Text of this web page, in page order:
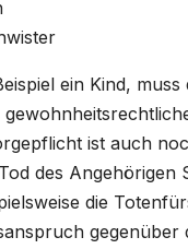
ein Kind,
ist auch
des Angehörigen
die
gegenüber